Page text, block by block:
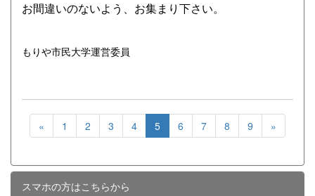
お間違いのないよう、お集まり下さい。
もりや市民大学運営委員
« 1 2 3 4 5 6 7 8 9 »
スマホの方はこちらから